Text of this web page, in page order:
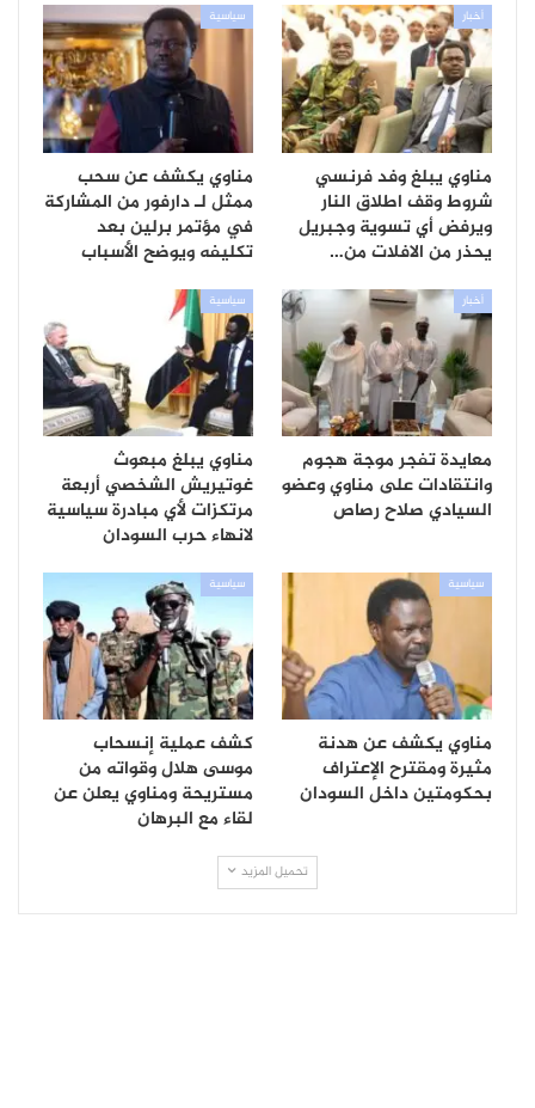
أخبار
مناوي يبلغ وفد فرنسي
شروط وقف اطلاق النار
ويرفض أي تسوية وجبريل
يحذر من الافلات من…
سياسية
مناوي يكشف عن سحب
ممثل لـ دارفور من المشاركة
في مؤتمر برلين بعد
تكليفه ويوضح الأسباب
أخبار
معايدة تفجر موجة هجوم
وانتقادات على مناوي وعضو
السيادي صلاح رصاص
سياسية
مناوي يبلغ مبعوث
غوتيريش الشخصي أربعة
مرتكزات لأي مبادرة سياسية
لانهاء حرب السودان
سياسية
مناوي يكشف عن هدنة
مثيرة ومقترح الإعتراف
بحكومتين داخل السودان
سياسية
كشف عملية إنسحاب
موسى هلال وقواته من
مستريحة ومناوي يعلن عن
لقاء مع البرهان
تحميل المزيد